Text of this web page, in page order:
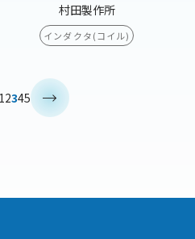
村田製作所
インダクタ(コイル)
12345